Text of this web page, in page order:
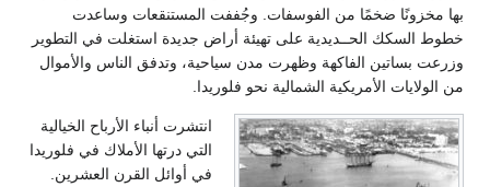
وساعدت
استغلت في التطوير
الناس والأموال
أنباء الأرباح الخيالية
درتها الأملاك في فلوريدا
القرن العشرين.